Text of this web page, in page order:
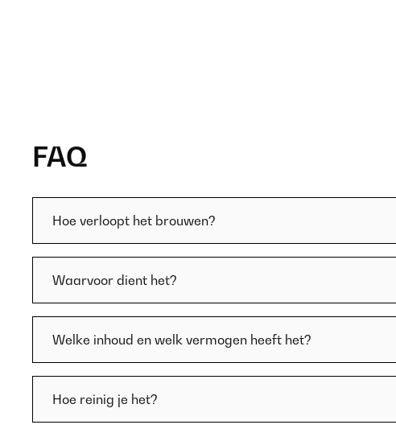
FAQ
Hoe verloopt het brouwen?
Waarvoor dient het?
Welke inhoud en welk vermogen heeft het?
Hoe reinig je het?